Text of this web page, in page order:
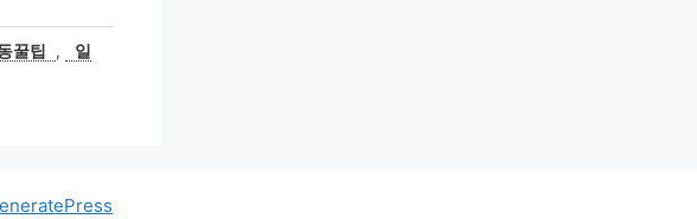
꿀팁 ,
일